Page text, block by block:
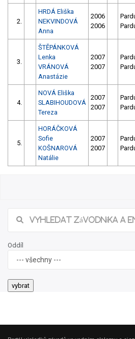
2.
HRDÁ Eliška
NEKVINDOVÁ
Anna
2006
2006
3.
ŠTĚPÁNKOVÁ
Lenka
VRÁNOVÁ
Anastázie
2007
2007
4.
NOVÁ Eliška
SLABIHOUDOVÁ
Tereza
2007
2007
5.
HORÁČKOVÁ
Sofie
KOŠNAROVÁ
Natálie
2007
2007
Oddíl